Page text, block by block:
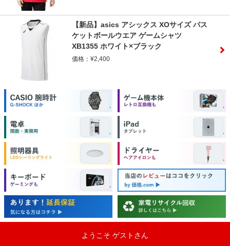
【新品】asics アシックス XOサイズ バス
ケットボールウエア ゲームシャツ
XB1355 ホワイト×ブラック
価格：¥2,400
ようこそ ゲストさん